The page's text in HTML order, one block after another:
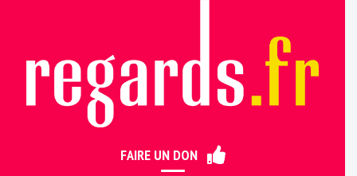
FAIRE UN DON